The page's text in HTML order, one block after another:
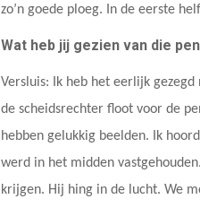
zo’n goede ploeg. In de eerste
Wat heb jij gezien van die
Versluis: Ik heb het eerlijk
de scheidsrechter floot voor de
hebben gelukkig beelden. Ik
werd in het midden
krijgen. Hij hing in de lucht. We